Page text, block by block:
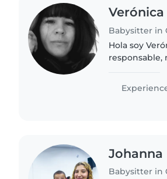
Verónica
Hola soy
responsable,
Johanna